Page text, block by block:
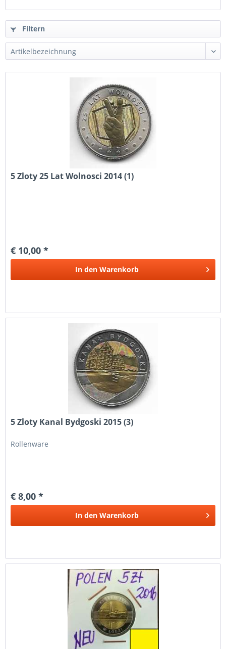
Filtern
5 Zloty 25 Lat Wolnosci 2014 (1)
€ 10,00 *
In den Warenkorb
5 Zloty Kanal Bydgoski 2015 (3)
Rollenware
€ 8,00 *
In den Warenkorb